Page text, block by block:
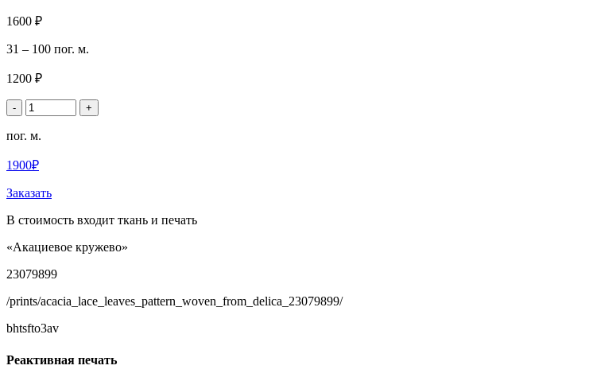
1600 ₽
31 – 100 пог. м.
1200 ₽
- +
пог. м.
1900₽
Заказать
В стоимость входит ткань и печать
«Акациевое кружево»
23079899
/prints/acacia_lace_leaves_pattern_woven_from_delica_23079899/
bhtsfto3av
Реактивная печать